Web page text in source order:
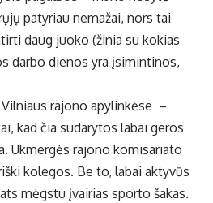
patyriau nemažai, nors tai
daug juoko (žinia su kokias
darbo dienos yra įsimintinos,
rajono apylinkėse –
kad čia sudarytos labai geros
Ukmergės rajono komisariato
kolegos. Be to, labai aktyvūs
mėgstu įvairias sporto šakas.